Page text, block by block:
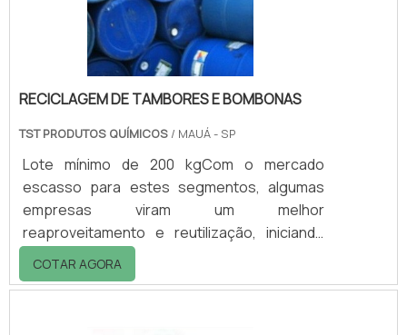
a estrutura de forma ad.
RECICLAGEM DE TAMBORES E BOMBONAS
TST PRODUTOS QUÍMICOS / MAUÁ - SP
Lote mínimo de 200 kgCom o mercado
escasso para estes segmentos, algumas
empresas viram um melhor
reaproveitamento e reutilização, iniciando
junto á suas atividades a recuperação e
reciclagem de tambores e bombonas. Como
COTAR AGORA